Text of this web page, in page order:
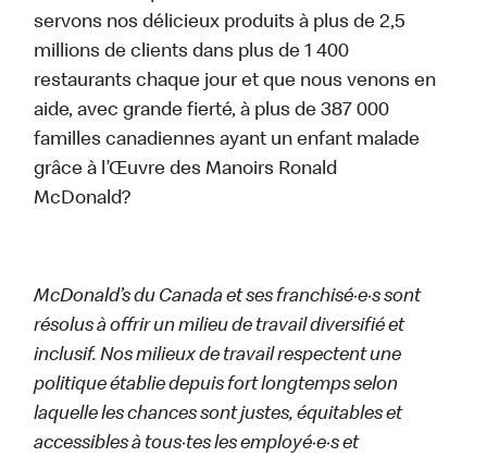
servons nos délicieux produits à plus de 2,5
millions de clients dans plus de 1 400
restaurants chaque jour et que nous venons en
aide, avec grande fierté, à plus de 387 000
familles canadiennes ayant un enfant malade
grâce à l’Œuvre des Manoirs Ronald
McDonald?
McDonald’s du Canada et ses franchisé·e·s sont
résolus à offrir un milieu de travail diversifié et
inclusif. Nos milieux de travail respectent une
politique établie depuis fort longtemps selon
laquelle les chances sont justes, équitables et
accessibles à tous·tes les employé·e·s et